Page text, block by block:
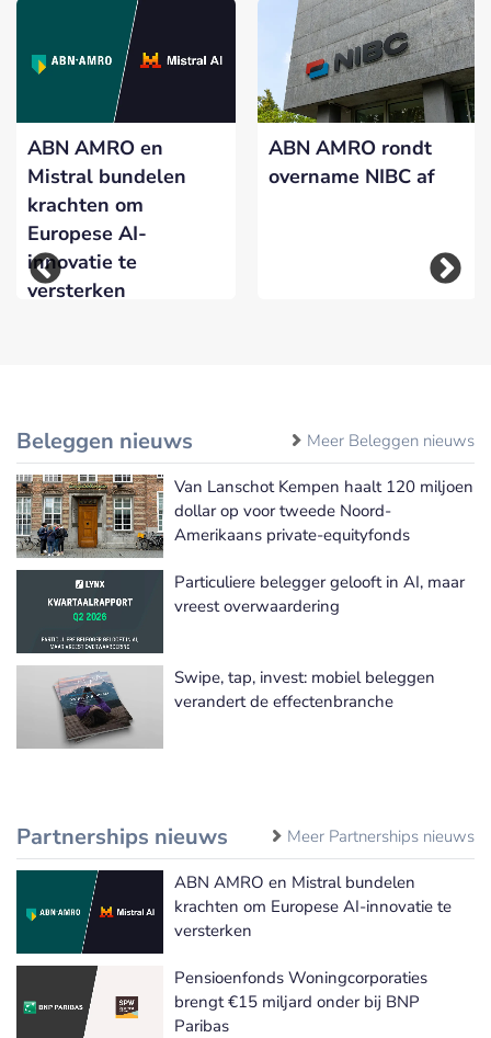
ABN AMRO en
Mistral bundelen
krachten om
Europese AI-
innovatie te
versterken
ABN AMRO rondt
overname NIBC af
Beleggen nieuws Meer Beleggen nieuws
Van Lanschot Kempen haalt 120 miljoen
dollar op voor tweede Noord-
Amerikaans private-equityfonds
Particuliere belegger gelooft in AI, maar
vreest overwaardering
Swipe, tap, invest: mobiel beleggen
verandert de effectenbranche
Partnerships nieuws Meer Partnerships nieuws
ABN AMRO en Mistral bundelen
krachten om Europese AI-innovatie te
versterken
Pensioenfonds Woningcorporaties
brengt €15 miljard onder bij BNP
Paribas